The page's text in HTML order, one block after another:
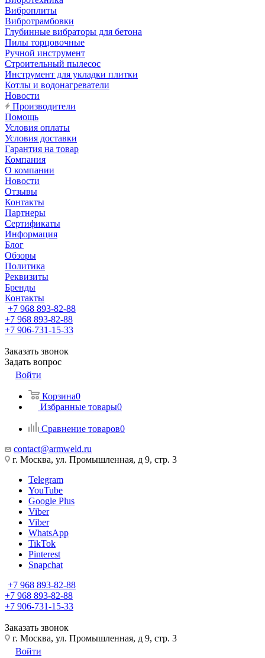
Виброплиты
Вибротрамбовки
Глубинные вибраторы для бетона
Пилы торцовочные
Ручной инструмент
Строительный пылесос
Инструмент для укладки плитки
Котлы и водонагреватели
Новости
Производители
Помощь
Условия оплаты
Условия доставки
Гарантия на товар
Компания
О компании
Новости
Отзывы
Контакты
Партнеры
Сертификаты
Информация
Блог
Обзоры
Политика
Реквизиты
Бренды
Контакты
+7 968 893-82-88
+7 968 893-82-88
+7 906-731-15-33
Заказать звонок
Задать вопрос
Войти
Корзина0
Избранные товары0
Сравнение товаров0
contact@armweld.ru
г. Москва, ул. Промышленная, д 9, стр. 3
Telegram
YouTube
Google Plus
Viber
Viber
WhatsApp
TikTok
Pinterest
Snapchat
+7 968 893-82-88
+7 968 893-82-88
+7 906-731-15-33
Заказать звонок
г. Москва, ул. Промышленная, д 9, стр. 3
Войти